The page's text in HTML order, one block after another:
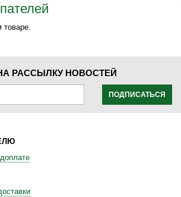
РАССЫЛКУ НОВОСТЕЙ
ПОДПИСАТЬСЯ